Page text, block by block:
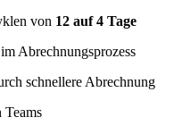
von 12 auf 4 Tage
im Abrechnungsprozess
schnellere Abrechnung
Teams